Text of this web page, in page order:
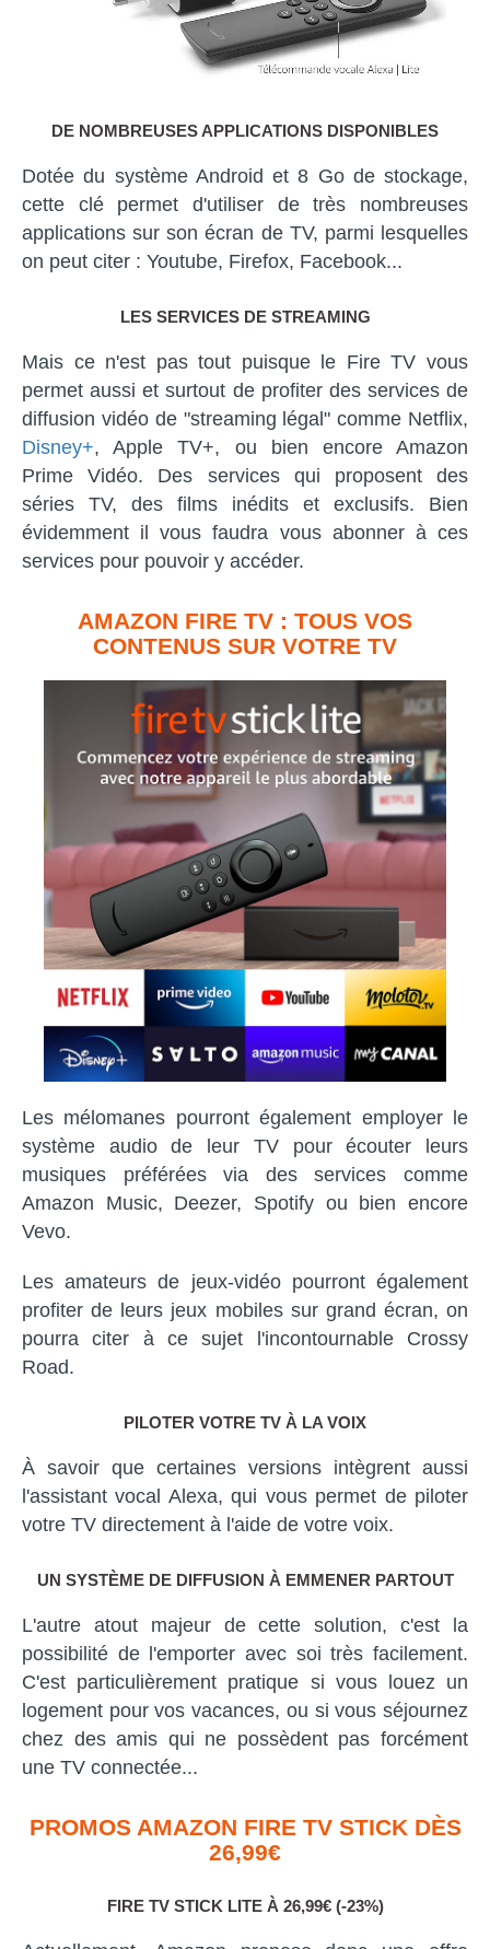
DE NOMBREUSES APPLICATIONS DISPONIBLES
Dotée du système Android et 8 Go de stockage,
cette clé permet d'utiliser de très nombreuses
applications sur son écran de TV, parmi lesquelles
on peut citer : Youtube, Firefox, Facebook...
LES SERVICES DE STREAMING
Mais ce n'est pas tout puisque le Fire TV vous
permet aussi et surtout de profiter des services de
diffusion vidéo de "streaming légal" comme Netflix,
Disney+, Apple TV+, ou bien encore Amazon
Prime Vidéo. Des services qui proposent des
séries TV, des films inédits et exclusifs. Bien
évidemment il vous faudra vous abonner à ces
services pour pouvoir y accéder.
AMAZON FIRE TV : TOUS VOS
CONTENUS SUR VOTRE TV
Les mélomanes pourront également employer le
système audio de leur TV pour écouter leurs
musiques préférées via des services comme
Amazon Music, Deezer, Spotify ou bien encore
Vevo.
Les amateurs de jeux-vidéo pourront également
profiter de leurs jeux mobiles sur grand écran, on
pourra citer à ce sujet l'incontournable Crossy
Road.
PILOTER VOTRE TV À LA VOIX
À savoir que certaines versions intègrent aussi
l'assistant vocal Alexa, qui vous permet de piloter
votre TV directement à l'aide de votre voix.
UN SYSTÈME DE DIFFUSION À EMMENER PARTOUT
L'autre atout majeur de cette solution, c'est la
possibilité de l'emporter avec soi très facilement.
C'est particulièrement pratique si vous louez un
logement pour vos vacances, ou si vous séjournez
chez des amis qui ne possèdent pas forcément
une TV connectée...
PROMOS AMAZON FIRE TV STICK DÈS
26,99€
FIRE TV STICK LITE À 26,99€ (-23%)